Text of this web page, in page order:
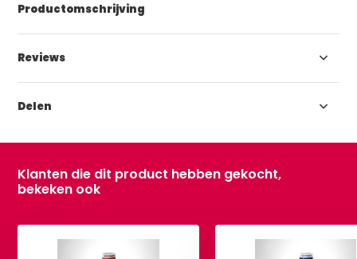
Productomschrijving
Reviews
Delen
Klanten die dit product hebben gekocht,
bekeken ook